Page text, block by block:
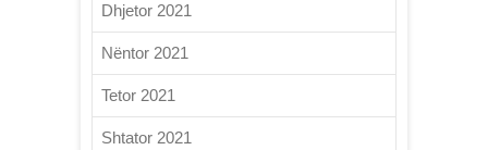
Dhjetor 2021
Nëntor 2021
Tetor 2021
Shtator 2021